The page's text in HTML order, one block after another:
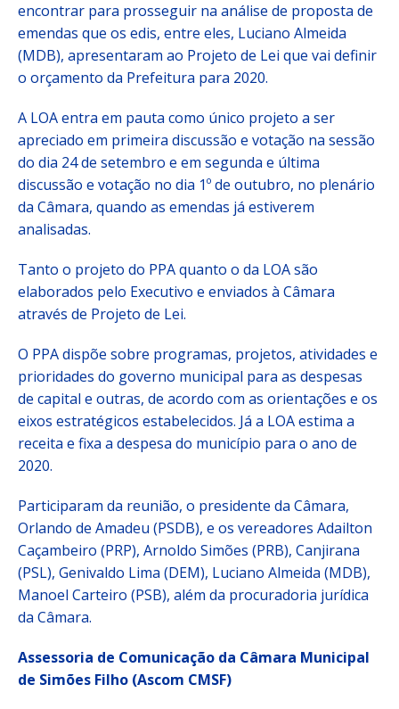
encontrar para prosseguir na análise de proposta de
emendas que os edis, entre eles, Luciano Almeida
(MDB), apresentaram ao Projeto de Lei que vai definir
o orçamento da Prefeitura para 2020.
A LOA entra em pauta como único projeto a ser
apreciado em primeira discussão e votação na sessão
do dia 24 de setembro e em segunda e última
discussão e votação no dia 1º de outubro, no plenário
da Câmara, quando as emendas já estiverem
analisadas.
Tanto o projeto do PPA quanto o da LOA são
elaborados pelo Executivo e enviados à Câmara
através de Projeto de Lei.
O PPA dispõe sobre programas, projetos, atividades e
prioridades do governo municipal para as despesas
de capital e outras, de acordo com as orientações e os
eixos estratégicos estabelecidos. Já a LOA estima a
receita e fixa a despesa do município para o ano de
2020.
Participaram da reunião, o presidente da Câmara,
Orlando de Amadeu (PSDB), e os vereadores Adailton
Caçambeiro (PRP), Arnoldo Simões (PRB), Canjirana
(PSL), Genivaldo Lima (DEM), Luciano Almeida (MDB),
Manoel Carteiro (PSB), além da procuradoria jurídica
da Câmara.
Assessoria de Comunicação da Câmara Municipal
de Simões Filho (Ascom CMSF)